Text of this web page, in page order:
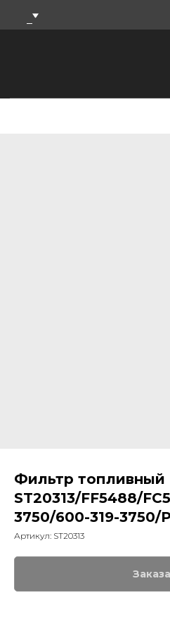
Фильтр топливный
ST20313/FF5488/
3750/600-319-3750/
Артикул: ST20313